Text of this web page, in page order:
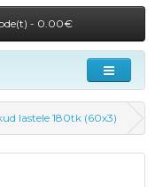
- 0.00€
lastele 180tk (60x3)